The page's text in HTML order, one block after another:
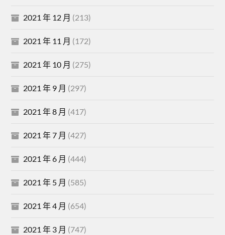
2021 年 12 月 (213)
2021 年 11 月 (172)
2021 年 10 月 (275)
2021 年 9 月 (297)
2021 年 8 月 (417)
2021 年 7 月 (427)
2021 年 6 月 (444)
2021 年 5 月 (585)
2021 年 4 月 (654)
2021 年 3 月 (747)